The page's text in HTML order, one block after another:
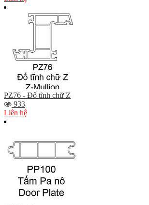
PZ76 - Đố tĩnh chữ Z
933
Liên hệ